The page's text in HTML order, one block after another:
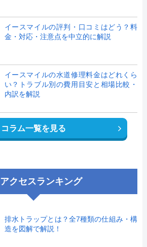
イースマイルの評判・口コミはどう？料
金・対応・注意点を中立的に解説
イースマイルの水道修理料金はどれくら
い？トラブル別の費用目安と相場比較・
内訳を解説
コラム一覧を見る
アクセスランキング
排水トラップとは？全7種類の仕組み・構
造を図解で解説！